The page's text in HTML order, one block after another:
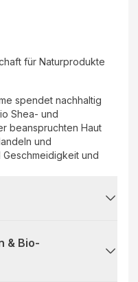
für Naturprodukte
spendet nachhaltig
Shea- und
beanspruchten Haut
und
und
& Bio-